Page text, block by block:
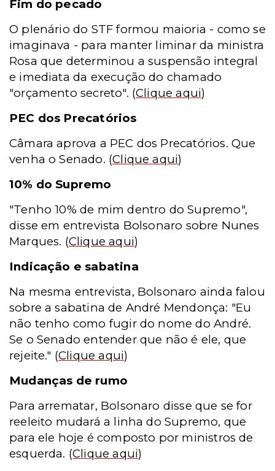
Fim do pecado
O plenário do STF formou maioria - como se
imaginava - para manter liminar da ministra
Rosa que determinou a suspensão integral
e imediata da execução do chamado
"orçamento secreto". (Clique aqui)
PEC dos Precatórios
Câmara aprova a PEC dos Precatórios. Que
venha o Senado. (Clique aqui)
10% do Supremo
"Tenho 10% de mim dentro do Supremo",
disse em entrevista Bolsonaro sobre Nunes
Marques. (Clique aqui)
Indicação e sabatina
Na mesma entrevista, Bolsonaro ainda falou
sobre a sabatina de André Mendonça: "Eu
não tenho como fugir do nome do André.
Se o Senado entender que não é ele, que
rejeite." (Clique aqui)
Mudanças de rumo
Para arrematar, Bolsonaro disse que se for
reeleito mudará a linha do Supremo, que
para ele hoje é composto por ministros de
esquerda. (Clique aqui)